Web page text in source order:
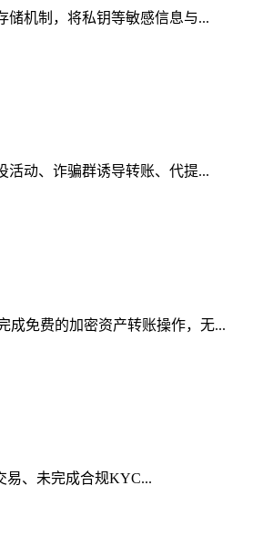
储机制，将私钥等敏感信息与...
活动、诈骗群诱导转账、代提...
成免费的加密资产转账操作，无...
易、未完成合规KYC...